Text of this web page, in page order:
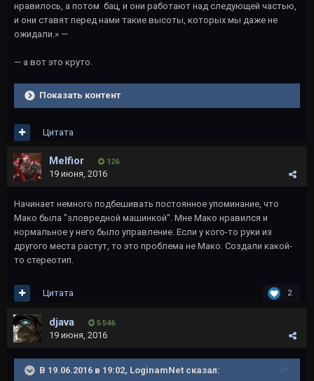
нравилось, а потом бац, и они работают над следующей частью,
и они ставят перед нами такие высоты, которых мы даже не
ожидали.» —
— а вот это круто.
Показать контент
Цитата
Melfior 126
19 июня, 2016
Начинает немного подбешивать постоянное упоминание, что
Мако была "зловредной машинкой". Мне Мако нравился и
нормальное у него было управление. Если у кого-то руки из
другого места растут, то это проблема не Мако. Создали какой-
то стереотип.
2
Цитата
djava 5 546
19 июня, 2016
В 19.06.2016 в 19:02, LoginamNet сказал: